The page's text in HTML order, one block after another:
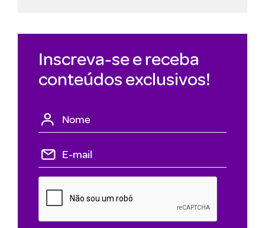
Inscreva-se e receba
conteúdos exclusivos!